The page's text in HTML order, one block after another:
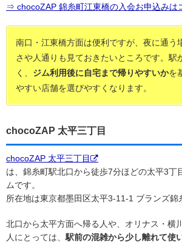
⇒ chocoZAP 錦糸町江東橋の入会お申込みは
南口・江東橋方面は便利ですが、夜に通う
さや人通りも見ておきたいところです。駅
く、 ジム利用後に自宅まで帰りやすいかを
やすい店舗を選びやすくなります。
chocoZAP 太平三丁目
chocoZAP 太平三丁目
は、錦糸町駅北口から徒歩7分ほどの太平3丁
ムです。
所在地は東京都墨田区太平3-11-1 ブランズ錦
北口から太平方面へ帰る人や、オリナス・横
人にとっては、 駅前の混雑から少し離れて使